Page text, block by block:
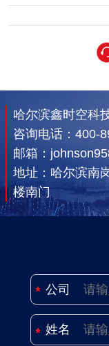
哈尔滨鑫时空科
咨询电话： 400-
邮箱：
地址：哈尔滨南
楼南门
公司
姓名